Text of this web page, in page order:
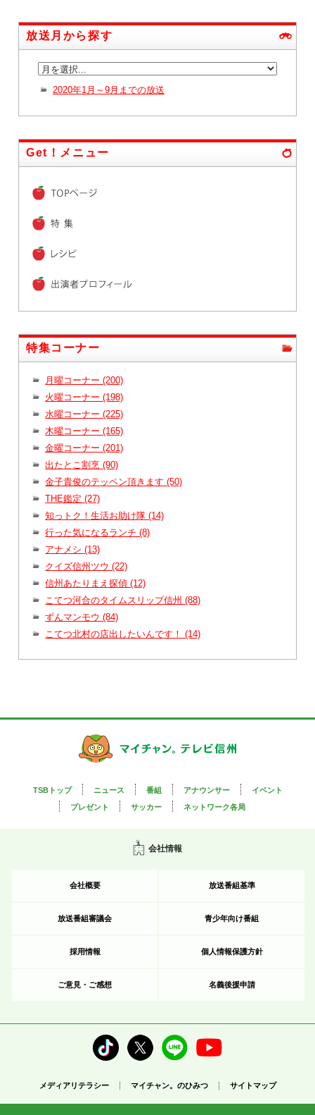
放送月から探す
2020年1月～9月までの放送
Get！メニュー
特集コーナー
月曜コーナー (200)
火曜コーナー (198)
水曜コーナー (225)
木曜コーナー (165)
金曜コーナー (201)
出たとこ割烹 (90)
金子貴俊のテッペン頂きます (50)
THE鑑定 (27)
知っトク！生活お助け隊 (14)
行った気になるランチ (8)
アナメシ (13)
クイズ信州ツウ (22)
信州あたりまえ探偵 (12)
こてつ河合のタイムスリップ信州 (88)
ずんマンモウ (84)
こてつ北村の店出したいんです！ (14)
TSBトップ ニュース 番組 アナウンサー
イベント
プレゼント
サッカー ネットワーク各局
会社情報
会社概要 放送番組基準
放送番組審議会 青少年向け番組
採用情報 個人情報保護方針
ご意見・ご感想 名義後援申請
メディアリテラシー マイチャン。のひみつ サイトマップ